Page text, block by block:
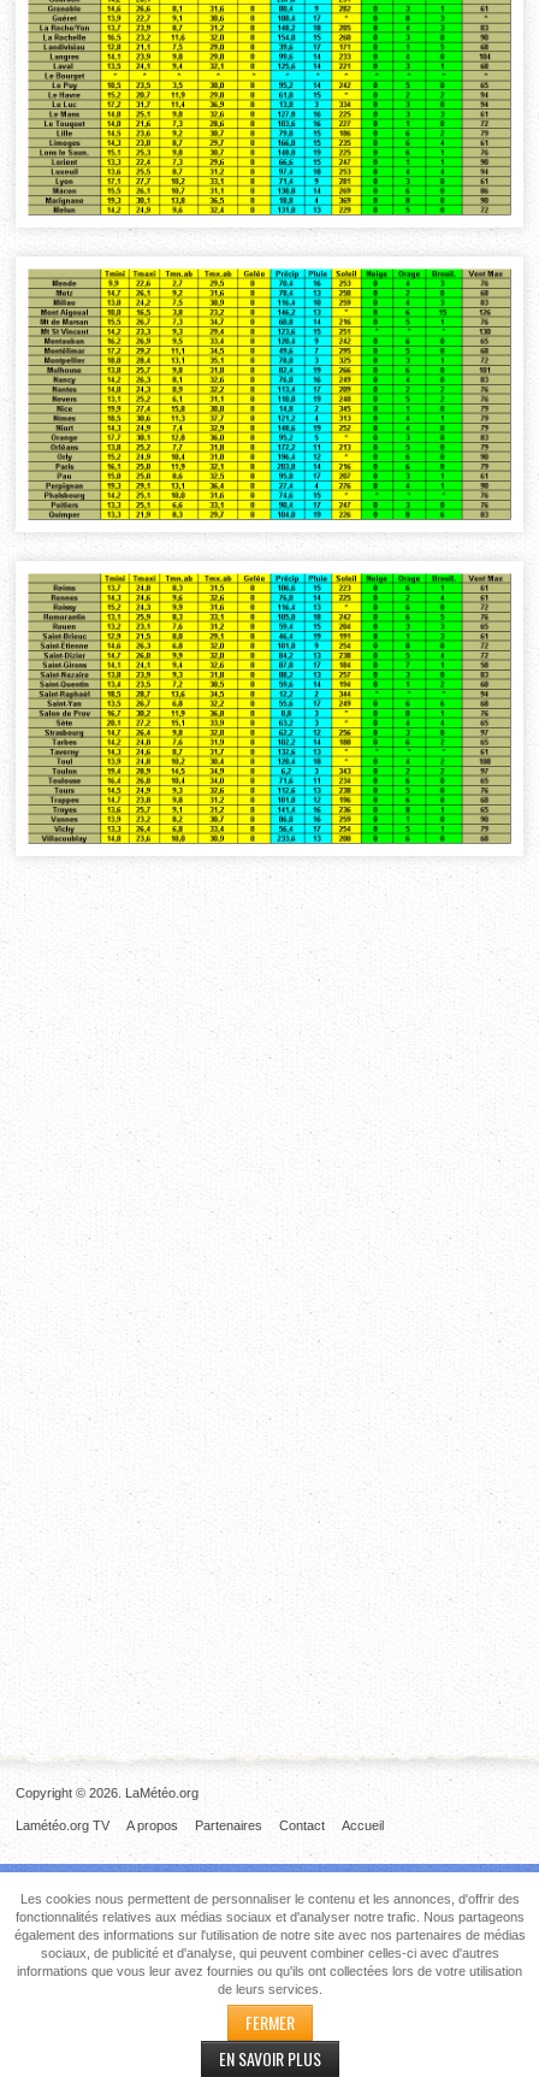
Copyright © 2026. LaMétéo.org
Accueil
Contact
Partenaires
A propos
Lamétéo.org TV
Les cookies nous permettent de personnaliser le contenu et les annonces, d'offrir des
fonctionnalités relatives aux médias sociaux et d'analyser notre trafic. Nous partageons
également des informations sur l'utilisation de notre site avec nos partenaires de médias
sociaux, de publicité et d'analyse, qui peuvent combiner celles-ci avec d'autres
informations que vous leur avez fournies ou qu'ils ont collectées lors de votre utilisation
de leurs services.
FERMER
EN SAVOIR PLUS